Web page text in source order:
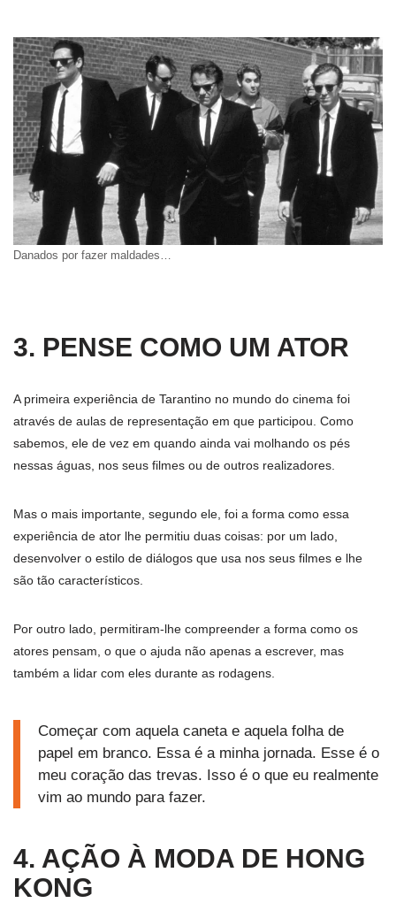
Danados por fazer maldades…
3. PENSE COMO UM ATOR
A primeira experiência de Tarantino no mundo do cinema foi
através de aulas de representação em que participou. Como
sabemos, ele de vez em quando ainda vai molhando os pés
nessas águas, nos seus filmes ou de outros realizadores.
Mas o mais importante, segundo ele, foi a forma como essa
experiência de ator lhe permitiu duas coisas: por um lado,
desenvolver o estilo de diálogos que usa nos seus filmes e lhe
são tão característicos.
Por outro lado, permitiram-lhe compreender a forma como os
atores pensam, o que o ajuda não apenas a escrever, mas
também a lidar com eles durante as rodagens.
Começar com aquela caneta e aquela folha de
papel em branco. Essa é a minha jornada. Esse é o
meu coração das trevas. Isso é o que eu realmente
vim ao mundo para fazer.
4. AÇÃO À MODA DE HONG
KONG